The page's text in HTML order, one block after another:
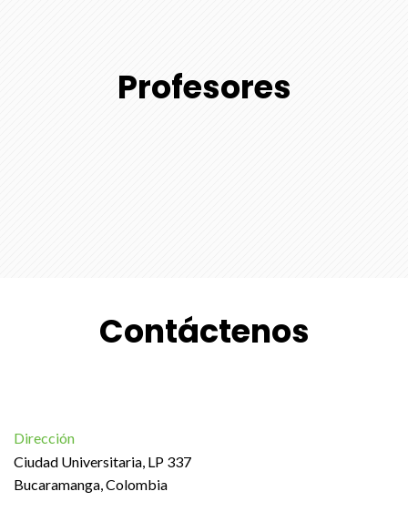
Profesores
Contáctenos
Dirección
Ciudad Universitaria, LP 337
Bucaramanga, Colombia